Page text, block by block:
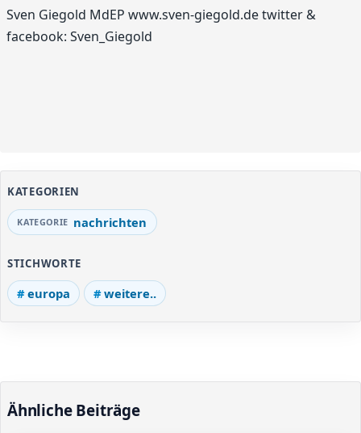
Sven Giegold MdEP www.sven-giegold.de twitter &
facebook: Sven_Giegold
KATEGORIEN
nachrichten
STICHWORTE
europa weitere..
Ähnliche Beiträge